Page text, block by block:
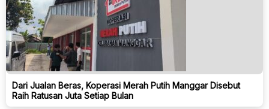
Dari Jualan Beras, Koperasi Merah Putih Manggar Disebut
Raih Ratusan Juta Setiap Bulan